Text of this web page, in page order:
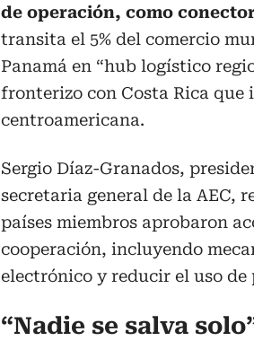
de operación, como
transita el 5% del comercio
Panamá en “hub logístico
fronterizo con Costa Rica
centroamericana.
Sergio Díaz-Granados,
secretaria general de la AEC,
países miembros aprobaron
cooperación, incluyendo
electrónico y reducir el uso
“Nadie se salva